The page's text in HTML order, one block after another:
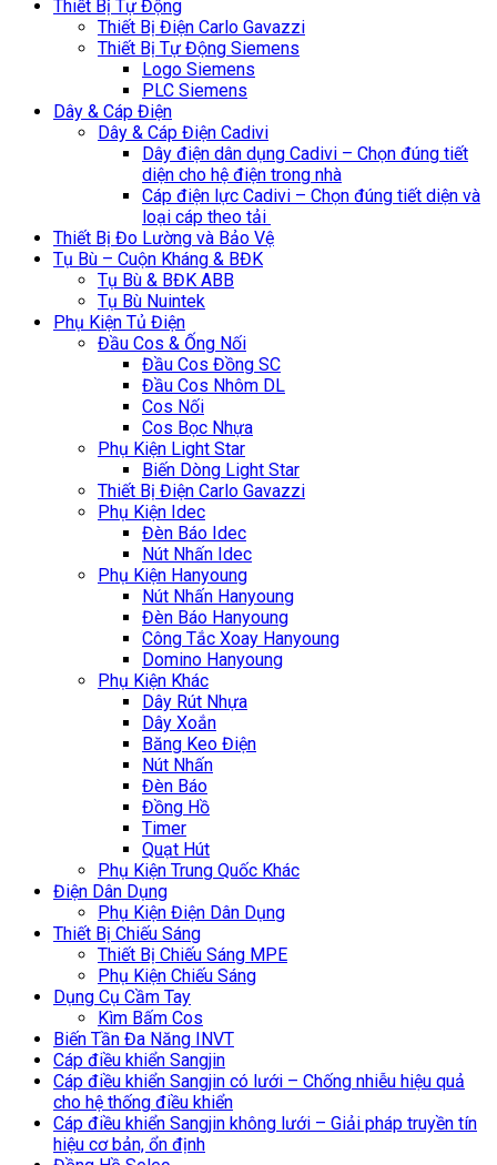
Thiết Bị Tự Động
Thiết Bị Điện Carlo Gavazzi
Thiết Bị Tự Động Siemens
Logo Siemens
PLC Siemens
Dây & Cáp Điện
Dây & Cáp Điện Cadivi
Dây điện dân dụng Cadivi – Chọn đúng tiết
diện cho hệ điện trong nhà
Cáp điện lực Cadivi – Chọn đúng tiết diện và
loại cáp theo tải
Thiết Bị Đo Lường và Bảo Vệ
Tụ Bù – Cuộn Kháng & BĐK
Tụ Bù & BĐK ABB
Tụ Bù Nuintek
Phụ Kiện Tủ Điện
Đầu Cos & Ống Nối
Đầu Cos Đồng SC
Đầu Cos Nhôm DL
Cos Nối
Cos Bọc Nhựa
Phụ Kiện Light Star
Biến Dòng Light Star
Thiết Bị Điện Carlo Gavazzi
Phụ Kiện Idec
Đèn Báo Idec
Nút Nhấn Idec
Phụ Kiện Hanyoung
Nút Nhấn Hanyoung
Đèn Báo Hanyoung
Công Tắc Xoay Hanyoung
Domino Hanyoung
Phụ Kiện Khác
Dây Rút Nhựa
Dây Xoắn
Băng Keo Điện
Nút Nhấn
Đèn Báo
Đồng Hồ
Timer
Quạt Hút
Phụ Kiện Trung Quốc Khác
Điện Dân Dụng
Phụ Kiện Điện Dân Dụng
Thiết Bị Chiếu Sáng
Thiết Bị Chiếu Sáng MPE
Phụ Kiện Chiếu Sáng
Dụng Cụ Cầm Tay
Kìm Bấm Cos
Biến Tần Đa Năng INVT
Cáp điều khiển Sangjin
Cáp điều khiển Sangjin có lưới – Chống nhiễu hiệu quả
cho hệ thống điều khiển
Cáp điều khiển Sangjin không lưới – Giải pháp truyền tín
hiệu cơ bản, ổn định